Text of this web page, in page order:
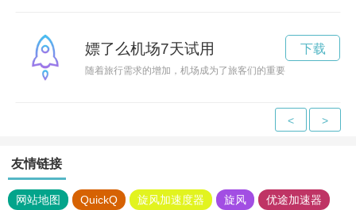
嫖了么机场7天试用
随着旅行需求的增加，机场成为了旅客们的重要中转站。然而，
下载
< >
友情链接
网站地图 QuickQ 旋风加速度器 旋风 优途加速器